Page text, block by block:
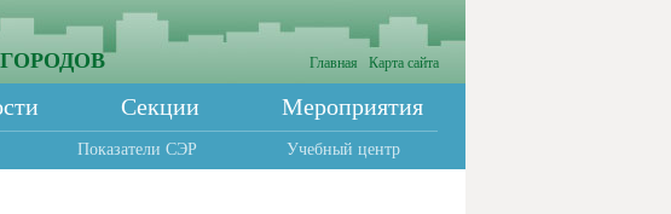
Главная Карта сайта
Секции Мероприятия
Показатели СЭР Учебный центр